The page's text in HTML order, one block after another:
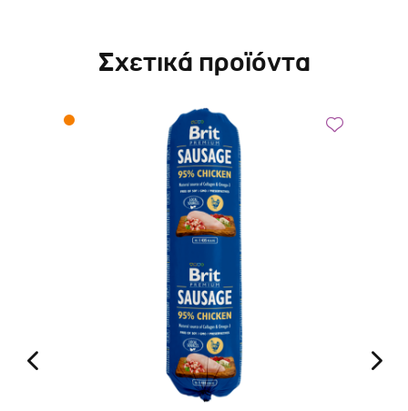
Σχετικά προϊόντα